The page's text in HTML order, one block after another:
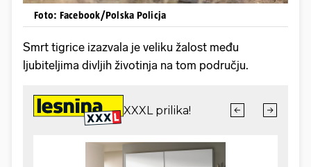
Foto: Facebook/Polska Policja
Smrt tigrice izazvala je veliku žalost među
ljubiteljima divljih životinja na tom području.